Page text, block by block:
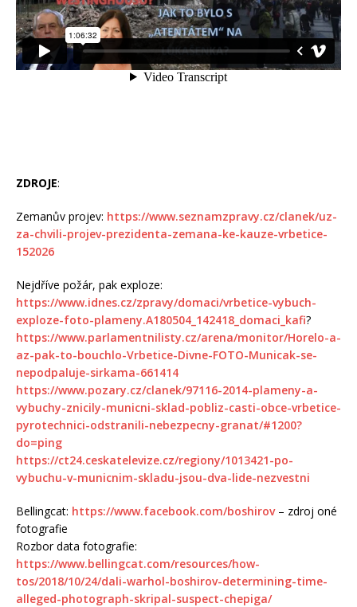
ZDROJE:
Zemanův projev: https://www.seznamzpravy.cz/clanek/uz-
za-chvili-projev-prezidenta-zemana-ke-kauze-vrbetice-
152026
Nejdříve požár, pak exploze:
https://www.idnes.cz/zpravy/domaci/vrbetice-vybuch-
exploze-foto-plameny.A180504_142418_domaci_kafi?
https://www.parlamentnilisty.cz/arena/monitor/Horelo-a-
az-pak-to-bouchlo-Vrbetice-Divne-FOTO-Municak-se-
nepodpaluje-sirkama-661414
https://www.pozary.cz/clanek/97116-2014-plameny-a-
vybuchy-znicily-municni-sklad-pobliz-casti-obce-vrbetice-
pyrotechnici-odstranili-nebezpecny-granat/#1200?
do=ping
https://ct24.ceskatelevize.cz/regiony/1013421-po-
vybuchu-v-municnim-skladu-jsou-dva-lide-nezvestni
Bellingcat: https://www.facebook.com/boshirov– zdroj oné
fotografie
Rozbor data fotografie:
https://www.bellingcat.com/resources/how-
tos/2018/10/24/dali-warhol-boshirov-determining-time-
alleged-photograph-skripal-suspect-chepiga/